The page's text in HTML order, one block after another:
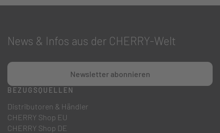
News & Infos aus der CHERRY-Welt
Newsletter abonnieren
BEZUGSQUELLEN
Distributoren & Händler
CHERRY Shop EU
CHERRY Shop DE